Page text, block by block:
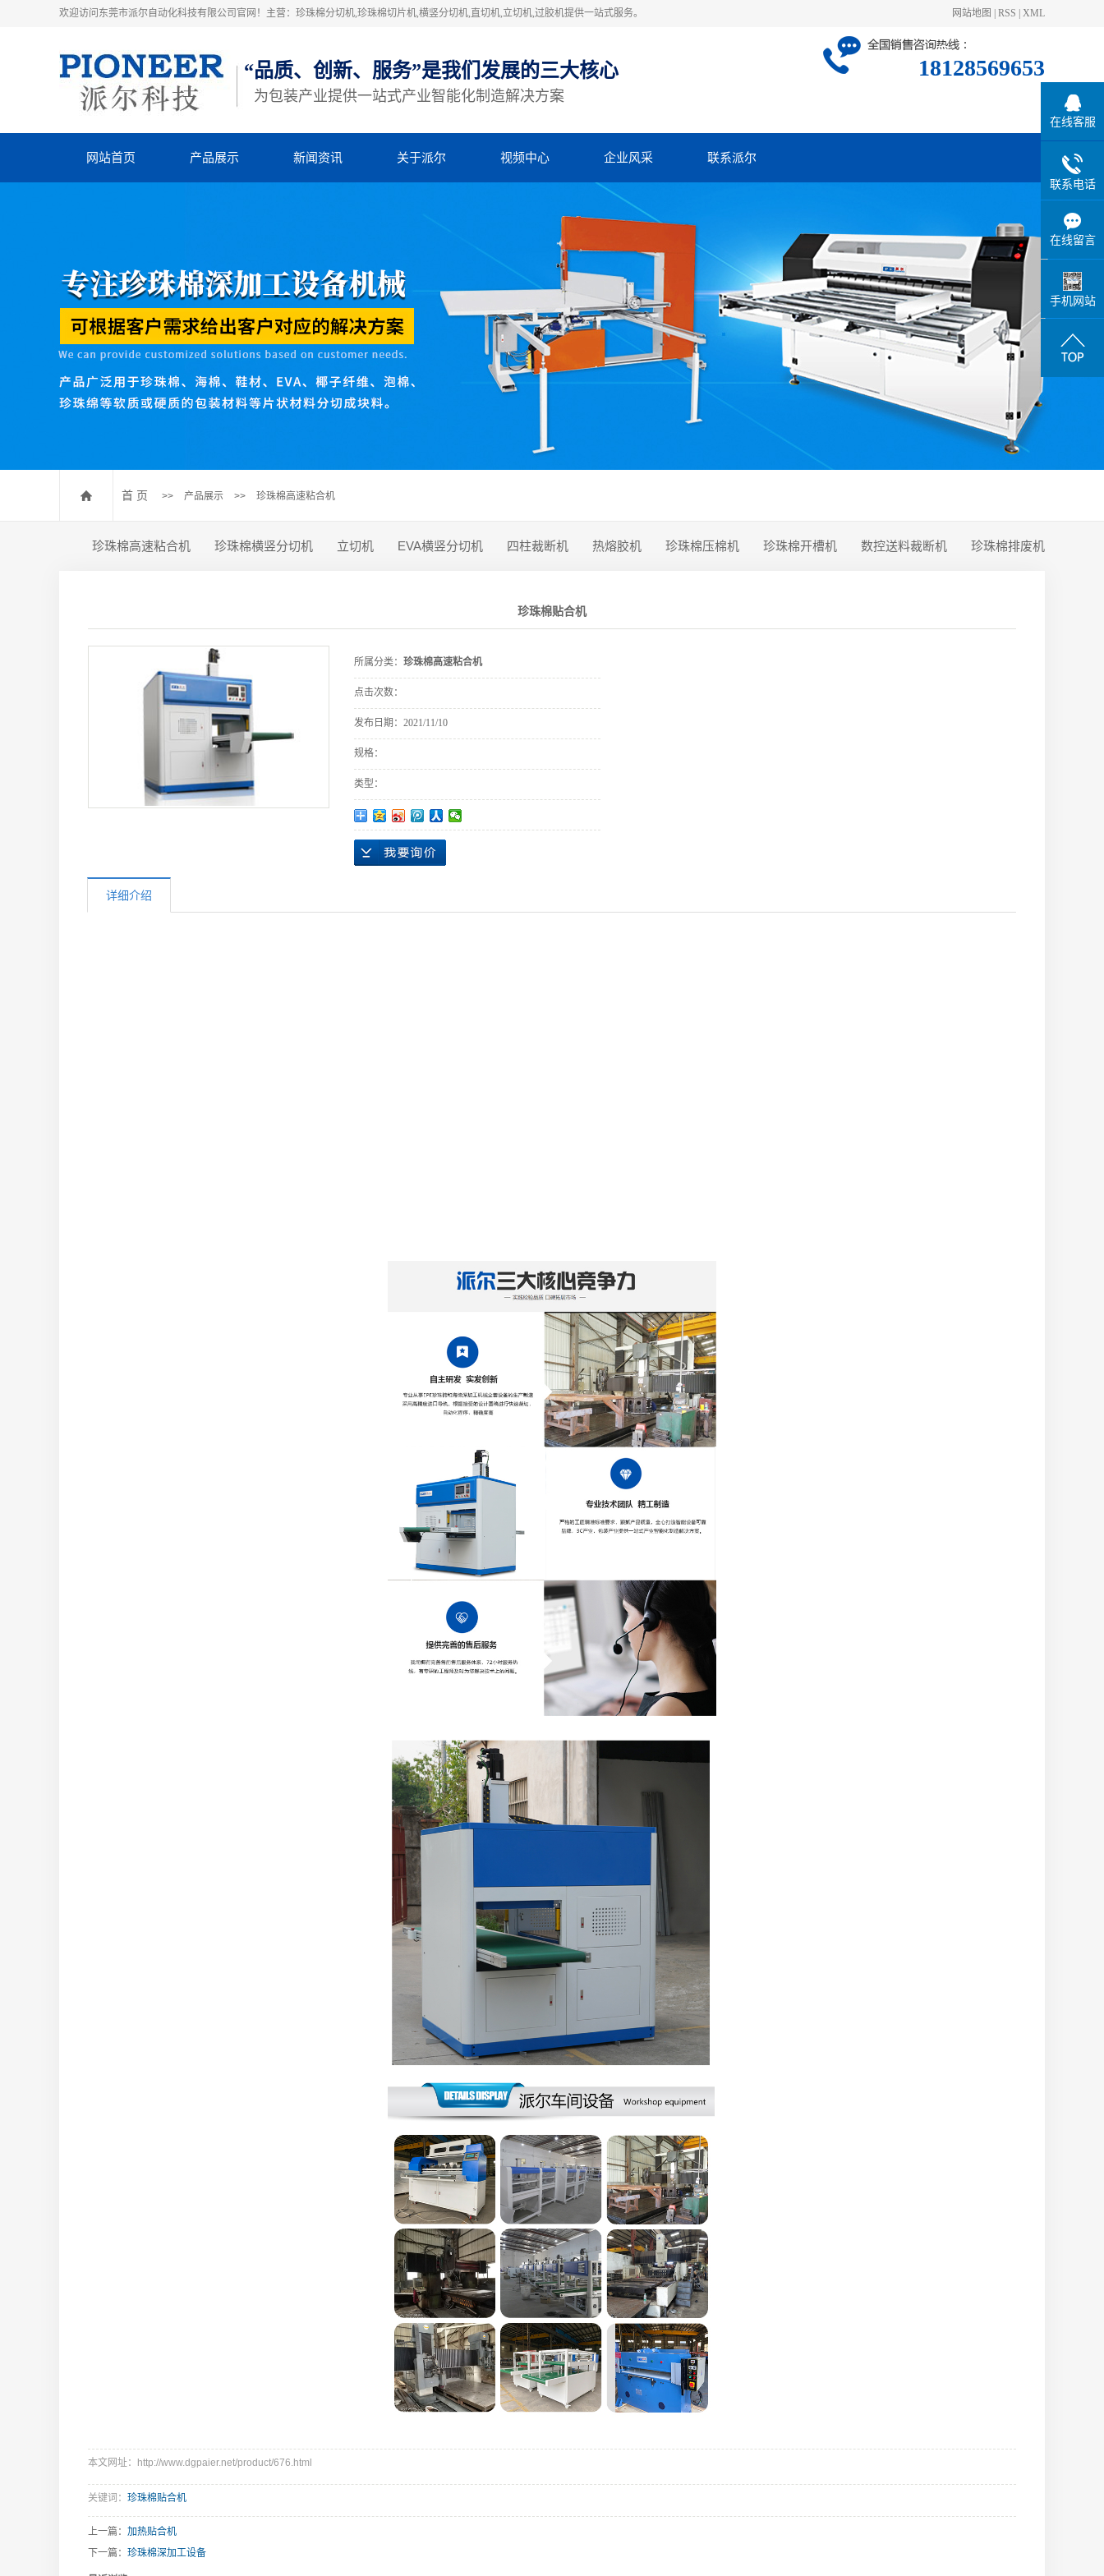
欢迎访问东莞市派尔自动化科技有限公司官网！主营：珍珠棉分切机,珍珠棉切片机,横竖分切机,直切机,立切机,过胶机提供一站式服务。 网站地图 RSS XML
“品质、创新、服务”是我们发展的三大核心
为包装产业提供一站式产业智能化制造解决方案
18128569653
网站首页 产品展示
EVA横竖分切机
四柱裁断机
热熔胶机
珍珠棉压棉机
新闻资讯 关于派尔 视频中心 企业风采 联系派尔
首 页 >> 产品展示 >> 珍珠棉高速粘合机
珍珠棉高速粘合机 珍珠棉横竖分切机 立切机 EVA横竖分切机 四柱裁断机 热熔胶机 珍珠棉压棉机 珍珠棉开槽机 数控送料裁断机 珍珠棉排废机
珍珠棉贴合机
所属分类： 珍珠棉高速粘合机
点击次数：
发布日期： 2021/11/10
规格：
类型：
详细介绍
本文网址：http://www.dgpaier.net/product/676.html
关键词： 珍珠棉贴合机
上一篇： 加热贴合机
下一篇： 珍珠棉深加工设备
在线客服
联系电话
在线留言
手机网站